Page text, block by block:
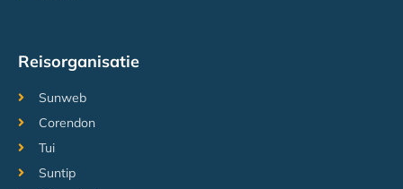
Reisorganisatie
Sunweb
Corendon
Tui
Suntip